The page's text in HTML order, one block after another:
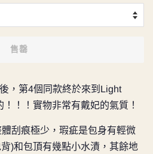
售罄
，第4個同款終於來到Light
！！實物非常有戴妃的氣質！
刮痕極少，瑕疵是包身有輕微
)和包頂有幾點小水漬，其餘地